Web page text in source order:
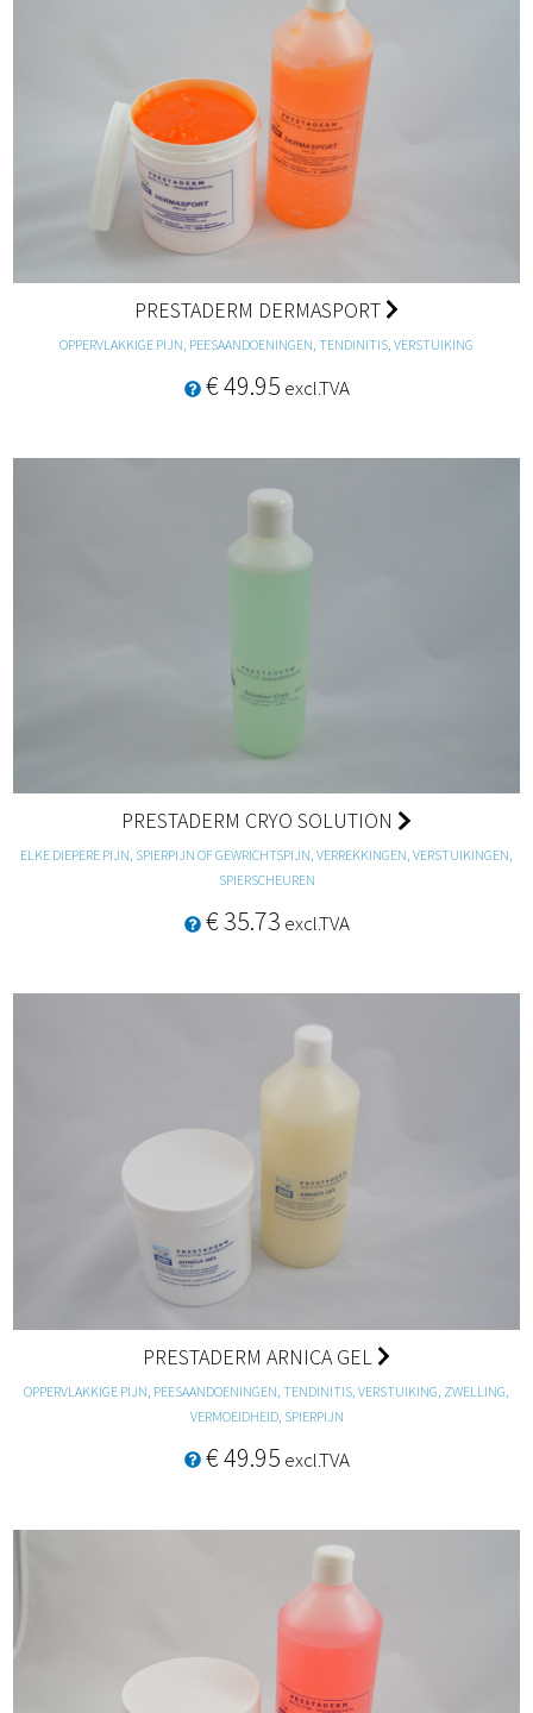
PRESTADERM DERMASPORT
OPPERVLAKKIGE PIJN, PEESAANDOENINGEN, TENDINITIS, VERSTUIKING
€ 49.95 excl.TVA
PRESTADERM CRYO SOLUTION
ELKE DIEPERE PIJN, SPIERPIJN OF GEWRICHTSPIJN, VERREKKINGEN, VERSTUIKINGEN,
SPIERSCHEUREN
€ 35.73 excl.TVA
PRESTADERM ARNICA GEL
OPPERVLAKKIGE PIJN, PEESAANDOENINGEN, TENDINITIS, VERSTUIKING, ZWELLING,
VERMOEIDHEID, SPIERPIJN
€ 49.95 excl.TVA